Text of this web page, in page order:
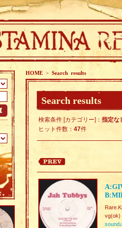
HOME > Search results
Search results
検索条件 [カテゴリー]： 指定な
ヒット件数： 47件
vg(ok)
sound♪